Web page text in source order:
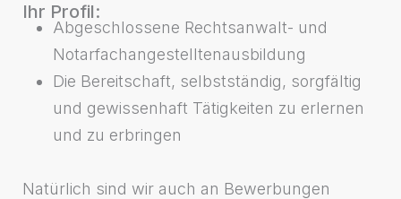
Ihr Profil:
Abgeschlossene Rechtsanwalt- und
Notarfachangestelltenausbildung
Die Bereitschaft, selbstständig, sorgfältig
und gewissenhaft Tätigkeiten zu erlernen
und zu erbringen
Natürlich sind wir auch an Bewerbungen